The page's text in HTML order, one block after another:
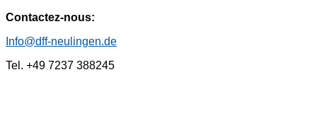
Contactez-nous:
Info@dff-neulingen.de
Tel. +49 7237 388245